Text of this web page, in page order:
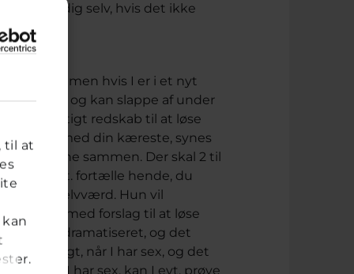
til at
dig selv, hvis det ikke
men hvis I er i et nyt
helt tryg og kan slappe af under
og vigtigt redskab til at løse
snakke med din kæreste, synes
sammen. Der skal 2 til
Du kan evt. fortælle hende, du
på dit selvværd. Hun vil
komme med forslag til at løse
afdramatiseret, og det
når I har sex, og det
gang I har sex, kan I evt. prøve